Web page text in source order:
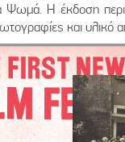
Ψωμά. Η έκδοση
και υλικό